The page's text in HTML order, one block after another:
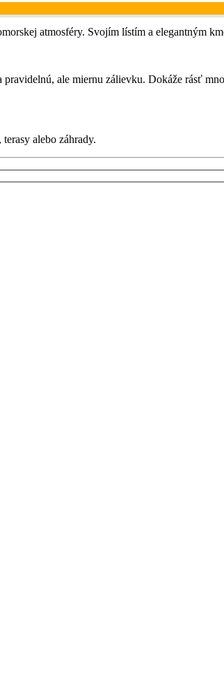
atmosféry. Svojím lístím a elegantným
ale miernu zálievku. Dokáže rásť
alebo záhrady.